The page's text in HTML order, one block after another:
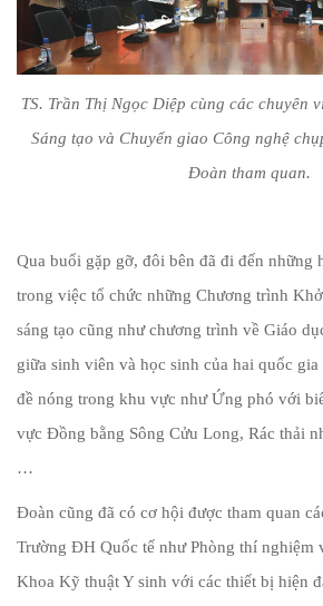
TS. Trần Thị Ngọc Diệp cùng các chuyên
Sáng tạo và Chuyển giao Công nghệ
Đoàn tham quan.
Qua buổi gặp gỡ, đôi bên đã đi đến những
trong việc tổ chức những Chương trình
sáng tạo cũng như chương trình về Giáo
giữa sinh viên và học sinh của hai quốc
đề nóng trong khu vực như Ứng phó với
vực Đồng bằng Sông Cửu Long, Rác thải
…
Đoàn cũng đã có cơ hội được tham quan
Trường ĐH Quốc tế như Phòng thí nghiệm
Khoa Kỹ thuật Y sinh với các thiết bị hiện